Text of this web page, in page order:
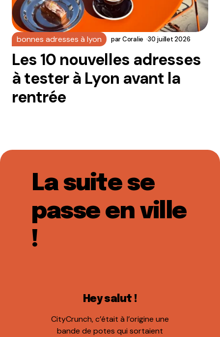
bonnes adresses à lyon parCoralie 30 juillet 2026
Les 10 nouvelles adresses
à tester à Lyon avant la
rentrée
La suite se
passe en ville
!
Hey salut !
CityCrunch, c’était à l’origine une
bande de potes qui sortaient